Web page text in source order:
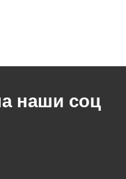
наши соц